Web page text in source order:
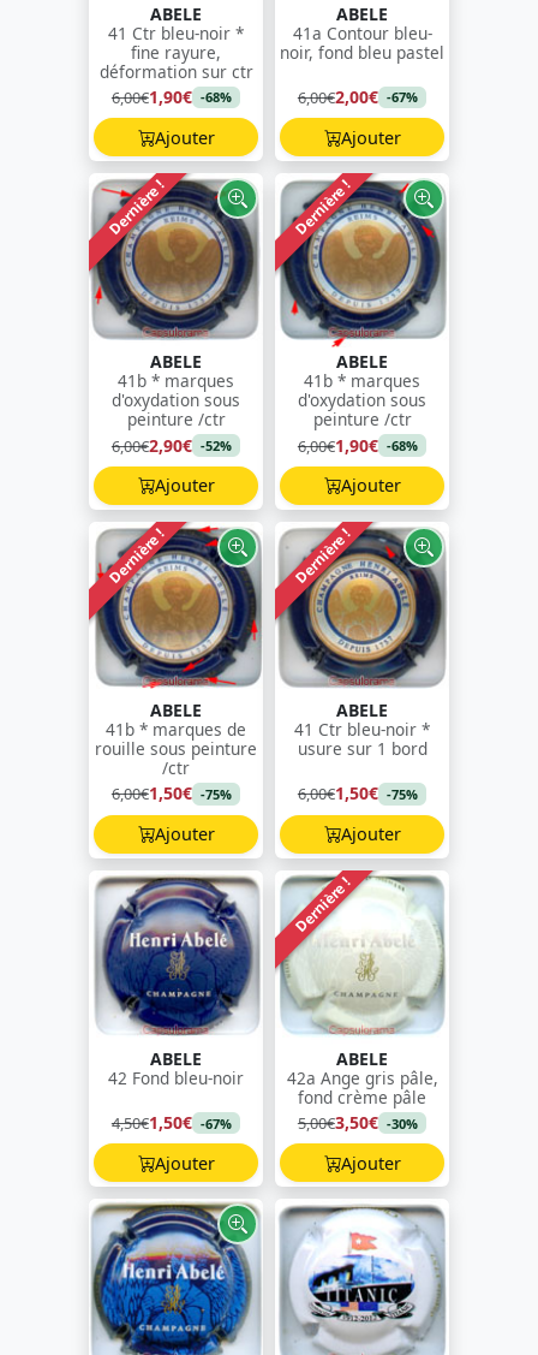
ABELE
41 Ctr bleu-noir *
fine rayure,
déformation sur ctr
6,00€1,90€ -68%
Ajouter
ABELE
41a Contour bleu-
noir, fond bleu pastel
6,00€2,00€ -67%
Ajouter
Dernière !
ABELE
41b * marques
d'oxydation sous
peinture /ctr
6,00€2,90€ -52%
Ajouter
Dernière !
ABELE
41b * marques
d'oxydation sous
peinture /ctr
6,00€1,90€ -68%
Ajouter
Dernière !
ABELE
41b * marques de
rouille sous peinture
/ctr
6,00€1,50€ -75%
Ajouter
Dernière !
ABELE
41 Ctr bleu-noir *
usure sur 1 bord
6,00€1,50€ -75%
Ajouter
ABELE
42 Fond bleu-noir
4,50€1,50€ -67%
Ajouter
Dernière !
ABELE
42a Ange gris pâle,
fond crème pâle
5,00€3,50€ -30%
Ajouter